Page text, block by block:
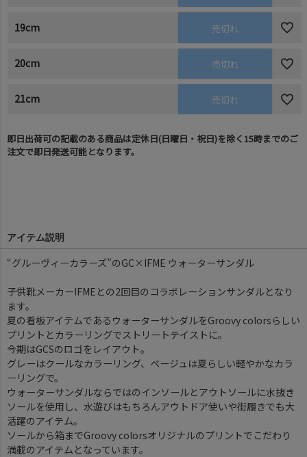
19cm 売切れ
20cm 売切れ
21cm 売切れ
即日出荷可の記載のある商品は定休日(日曜日・祝日)を除く15時までのご
注文で即日発送可能となります。
アイテム説明
“グルーヴィーカラーズ”のGC×IFME ウォーターサンダル
子供靴メーカーIFMEとの2回目のコラボレーションサンダルとなり
ます。
夏の看板アイテムであるウォーターサンダルをGroovy colorsらしい
プリントとカラーリングでストリートテイストに。
今期はGCSのロゴをレイアウト。
グレーはクールなカラーリング、ベージュは夏らしい軽やかなカラ
ーリングで。
ウォーターサンダルならではのインソールとアウトソールに水抜き
ソールを使用し、水遊びはもちろんアウトドア使いや街履きでも大
活躍のアイテム。
ソールから箱までGroovy colorsオリジナルのプリントでこだわり
満載のアイテムとなっています。